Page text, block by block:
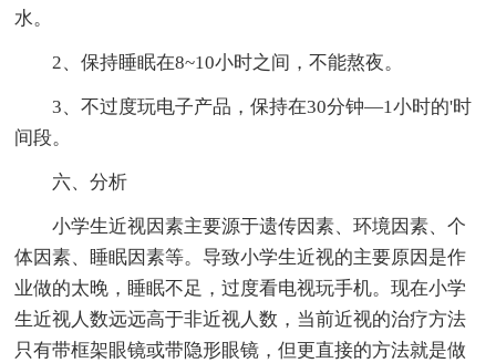
水。
2、保持睡眠在8~10小时之间，不能熬夜。
3、不过度玩电子产品，保持在30分钟—1小时的'时
间段。
六、分析
小学生近视因素主要源于遗传因素、环境因素、个
体因素、睡眠因素等。导致小学生近视的主要原因是作
业做的太晚，睡眠不足，过度看电视玩手机。现在小学
生近视人数远远高于非近视人数，当前近视的治疗方法
只有带框架眼镜或带隐形眼镜，但更直接的方法就是做